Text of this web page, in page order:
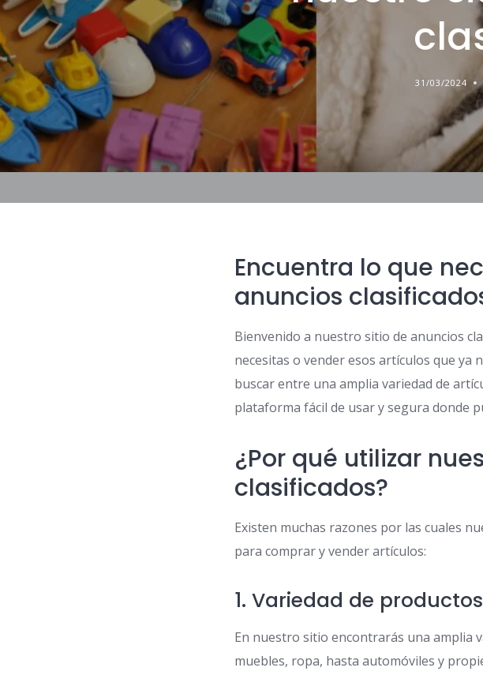
31/03/2024
Encuentra lo que
anuncios
Bienvenido a nuestro sitio de anuncios
necesitas o vender esos artículos que
buscar entre una amplia variedad de
plataforma fácil de usar y segura donde
¿Por qué utilizar
clasificados?
Existen muchas razones por las cuales
para comprar y vender artículos:
1. Variedad de productos
En nuestro sitio encontrarás una amplia
muebles, ropa, hasta automóviles y